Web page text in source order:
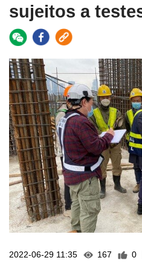
sujeitos a
2022-06-29 11:35 167 0